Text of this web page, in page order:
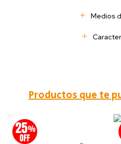
Medios
Productos que te